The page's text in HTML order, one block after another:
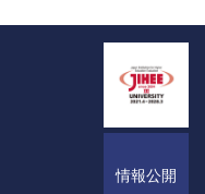
情報公開